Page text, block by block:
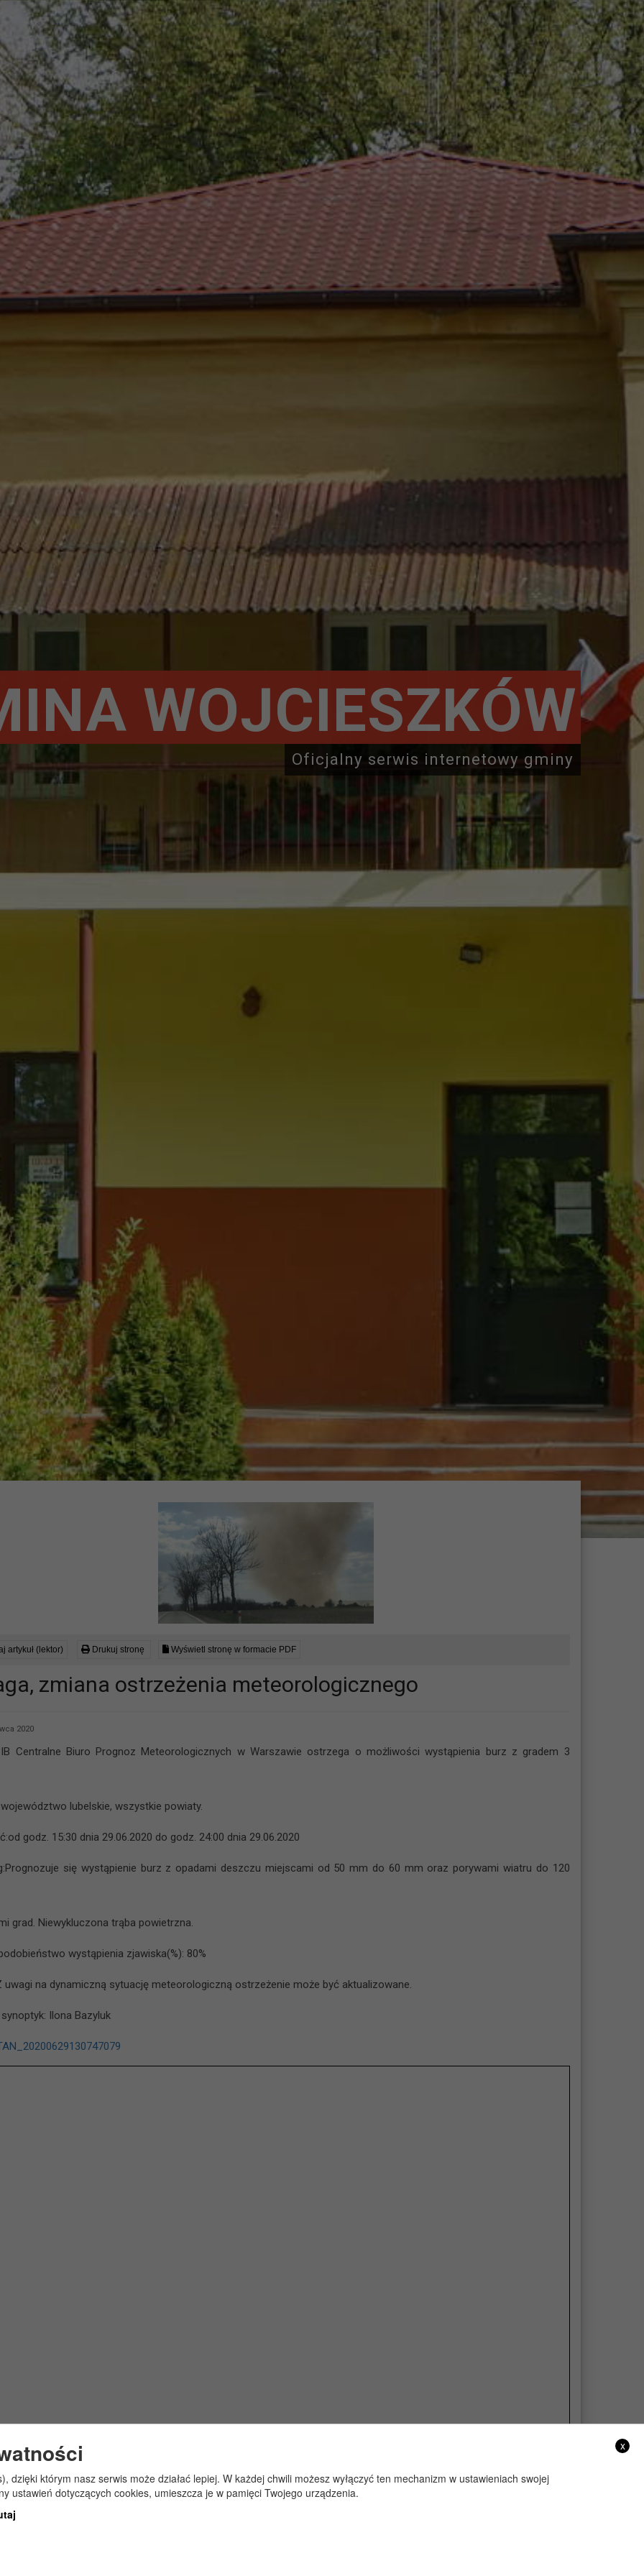
WOJCIESZKÓW
Oficjalny serwis internetowy gminy
(0-25) 755 41 01 urzad_gminy@wojcieszkow.pl
artykuł (lektor) Drukuj stronę Wyświetl stronę w formacie PDF
zmiana ostrzeżenia meteorologicznego
2020
Centralne Biuro Prognoz Meteorologicznych w Warszawie ostrzega o możliwości wystąpienia burz z gradem 3
lubelskie, wszystkie powiaty.
godz. 15:30 dnia 29.06.2020 do godz. 24:00 dnia 29.06.2020
się wystąpienie burz z opadami deszczu miejscami od 50 mm do 60 mm oraz porywami wiatru do 120
grad. Niewykluczona trąba powietrzna.
wystąpienia zjawiska(%): 80%
uwagi na dynamiczną sytuację meteorologiczną ostrzeżenie może być aktualizowane.
Ilona Bazyluk
x
dzięki którym nasz serwis może działać lepiej. W każdej chwili możesz wyłączyć ten mechanizm w ustawieniach swojej
ustawień dotyczących cookies, umieszcza je w pamięci Twojego urządzenia.